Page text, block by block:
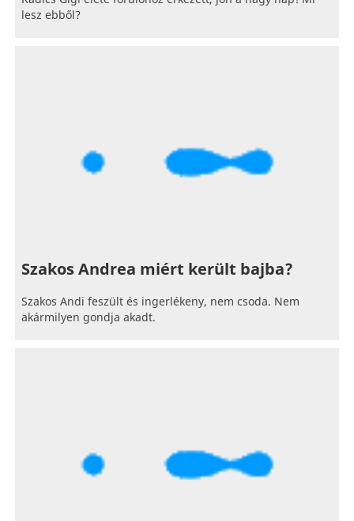
lesz ebből?
Szakos Andrea miért került bajba?
Szakos Andi feszült és ingerlékeny, nem csoda. Nem
akármilyen gondja akadt.